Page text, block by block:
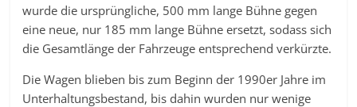
wurde die ursprüngliche, 500 mm lange Bühne gegen
eine neue, nur 185 mm lange Bühne ersetzt, sodass sich
die Gesamtlänge der Fahrzeuge entsprechend verkürzte.
Die Wagen blieben bis zum Beginn der 1990er Jahre im
Unterhaltungsbestand, bis dahin wurden nur wenige